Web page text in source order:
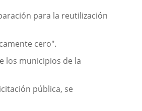
para la reutilización
cero".
los municipios de la
pública, se